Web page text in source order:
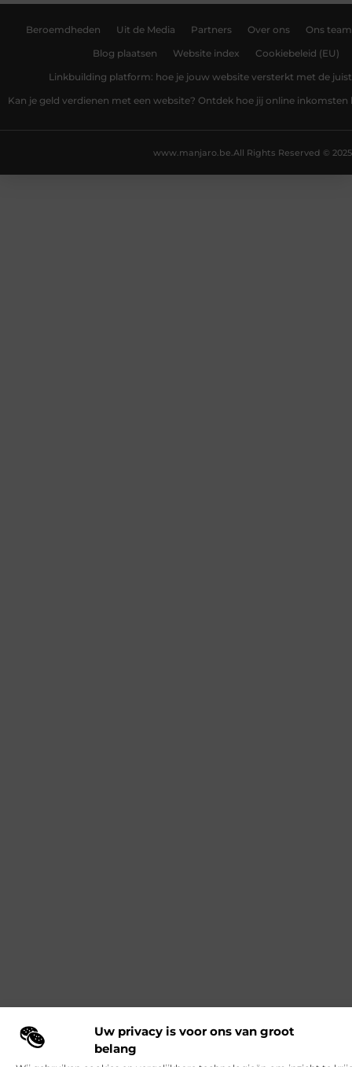
Uw privacy is voor ons van groot
belang
Beroemdheden Uit de Media Partners Over ons Ons team
Blog plaatsen Website index Cookiebeleid (EU)
Linkbuilding platform: hoe je jouw website versterkt met de
Kan je geld verdienen met een website? Ontdek hoe jij online
All Rights Reserved © 2025
www.manjaro.be.